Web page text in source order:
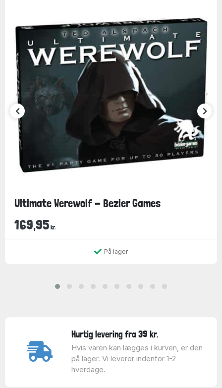
Ultimate Werewolf - Bezier Games
169,95 kr.
På lager
Hurtig levering fra 39 kr.
Hvis varen kan lægges i kurven, er den
på lager. Vi leverer indenfor 1-2
hverdage.